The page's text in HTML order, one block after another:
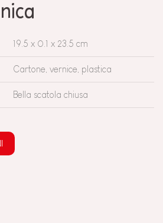
19.5 x 0.1 x 23.5 cm
Cartone, vernice, plastica
Bella scatola chiusa